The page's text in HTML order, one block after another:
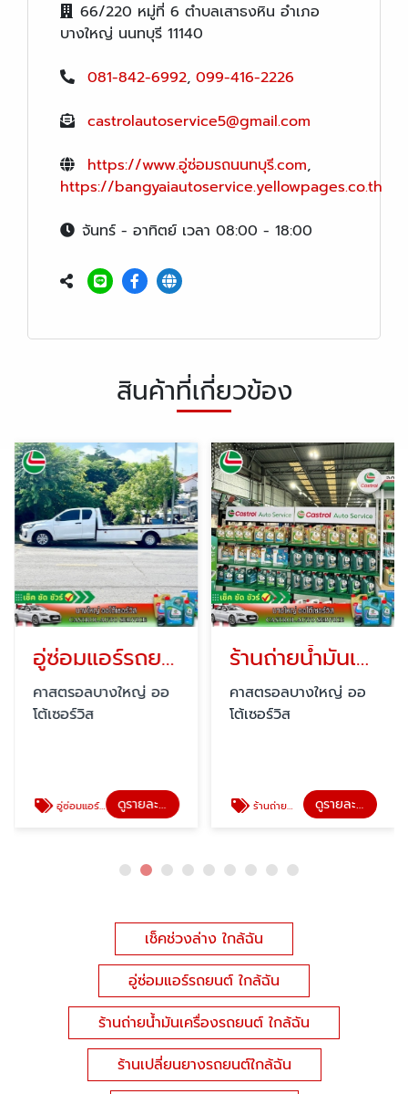
66/220 หมู่ที่ 6 ตำบลเสาธงหิน อำเภอ
บางใหญ่ นนทบุรี 11140
081-842-6992, 099-416-2226
castrolautoservice5@gmail.com
https://www.อู่ซ่อมรถนนทบุรี.com,
https://bangyaiautoservice.yellowpages.co.th
จันทร์ - อาทิตย์ เวลา 08:00 - 18:00
สินค้าที่เกี่ยวข้อง
อู่ซ่อมแอร์รถยนต์ ใกล้ฉัน
คาสตรอลบางใหญ่ ออ
โต้เซอร์วิส
อู่ซ่อมแอร์รถยนต์ ใกล้ฉัน ดูรายละเอียด
ร้านถ่ายน้ำมันเครื่องรถยนต์ ใกล้ฉัน
คาสตรอลบางใหญ่ ออ
โต้เซอร์วิส
ร้านถ่ายน้ำมันเครื่องรถยนต์ ใกล้ฉัน ดูรายละเอียด
เช็คช่วงล่าง ใกล้ฉัน
อู่ซ่อมแอร์รถยนต์ ใกล้ฉัน
ร้านถ่ายน้ำมันเครื่องรถยนต์ ใกล้ฉัน
ร้านเปลี่ยนยางรถยนต์ใกล้ฉัน